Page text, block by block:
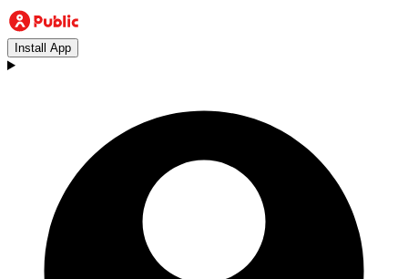
Install App